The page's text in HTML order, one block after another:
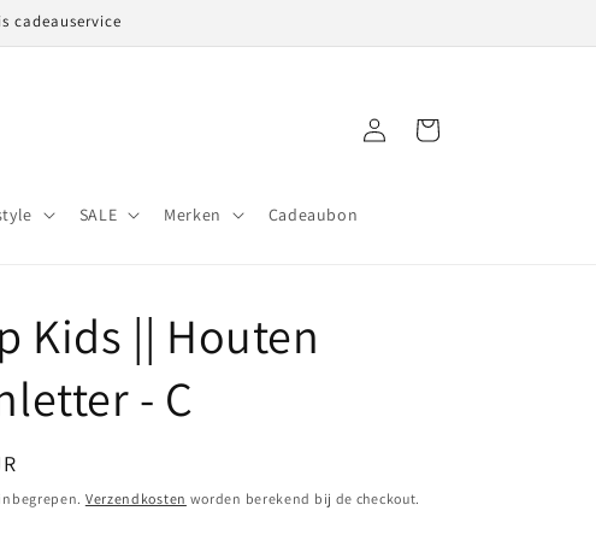
cadeauservice
SALE Merken Cadeaubon
InloggenWinkelwagen
Kids || Houten
- C
Verzendkosten worden berekend bij de checkout.